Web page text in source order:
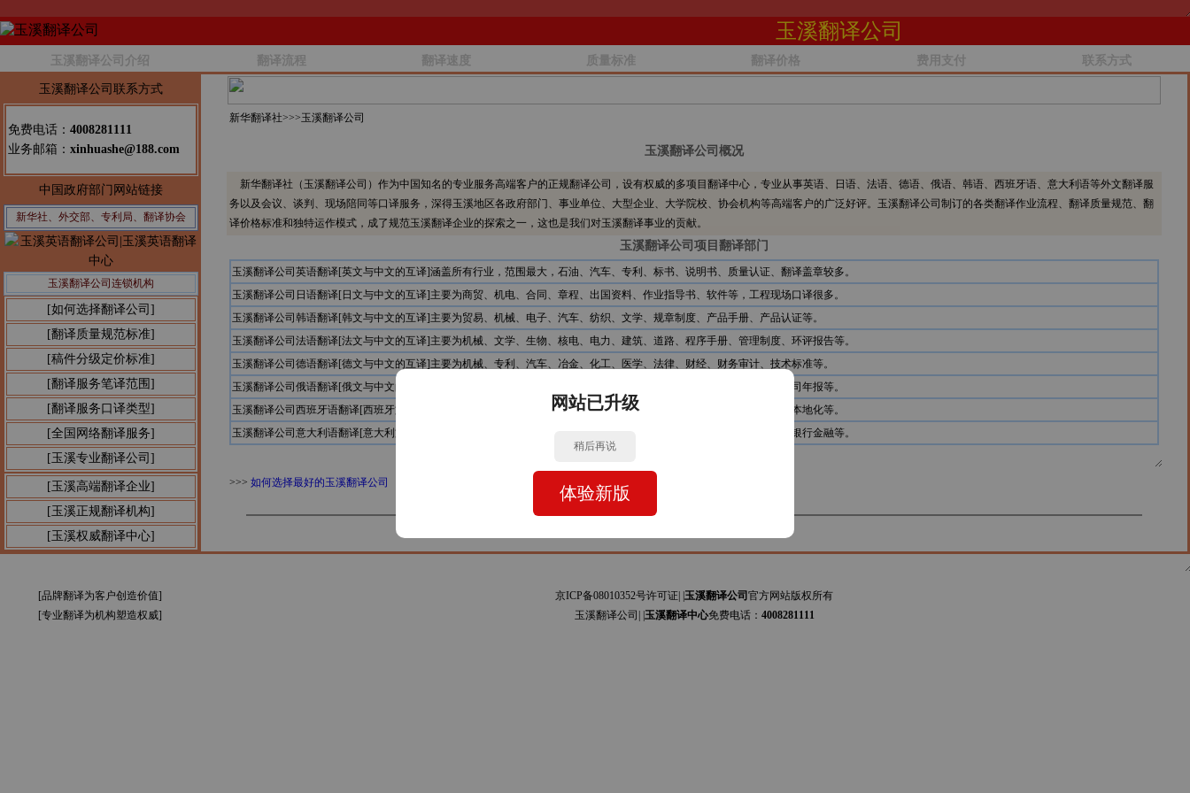
玉溪翻译公司
玉溪翻译公司介绍 翻译流程 翻译速度 质量标准 翻译价格 费用支付 联系方式
玉溪翻译公司联系方式
免费电话： 4008281111
业务邮箱： xinhuashe@188.com
中国政府部门网站链接
新华社、外交部、专利局、翻译协会
玉溪翻译公司连锁机构
[如何选择翻译公司]
[翻译质量规范标准]
[稿件分级定价标准]
[翻译服务笔译范围]
[翻译服务口译类型]
[全国网络翻译服务]
[玉溪专业翻译公司]
[玉溪高端翻译企业]
[玉溪正规翻译机构]
[玉溪权威翻译中心]
新华翻译社>>>玉溪翻译公司
玉溪翻译公司概况
新华翻译社（玉溪翻译公司）作为中国知名的专业服务高端客户的正规翻译公司，设有权威的多项目翻译中心，专业从事英语、日语、法语、德语、俄语、韩语、西班牙语、意大利语等外文翻译服
务以及会议、谈判、现场陪同等口译服务，深得玉溪地区各政府部门、事业单位、大型企业、大学院校、协会机构等高端客户的广泛好评。玉溪翻译公司制订的各类翻译作业流程、翻译质量规范、翻
译价格标准和独特运作模式，成了规范玉溪翻译企业的探索之一，这也是我们对玉溪翻译事业的贡献。
玉溪翻译公司项目翻译部门
玉溪翻译公司英语翻译[英文与中文的互译]涵盖所有行业，范围最大，石油、汽车、专利、标书、说明书、质量认证、翻译盖章较多。
玉溪翻译公司日语翻译[日文与中文的互译]主要为商贸、机电、合同、章程、出国资料、作业指导书、软件等，工程现场口译很多。
玉溪翻译公司韩语翻译[韩文与中文的互译]主要为贸易、机械、电子、汽车、纺织、文学、规章制度、产品手册、产品认证等。
玉溪翻译公司法语翻译[法文与中文的互译]主要为机械、文学、生物、核电、电力、建筑、道路、程序手册、管理制度、环评报告等。
玉溪翻译公司德语翻译[德文与中文的互译]主要为机械、专利、汽车、冶金、化工、医学、法律、财经、财务审计、技术标准等。
玉溪翻译公司俄语翻译[俄文与中文的互译]主要为石油、服装、贸易、文学、食品、机电、电信、计算机、审计报告、公司年报等。
玉溪翻译公司西班牙语翻译[西班牙文与中文的互译]主要为安装手册、设备规范、会计报表、司法文书、证书文件、网站本地化等。
玉溪翻译公司意大利语翻译[意大利文与中文的互译]主要为艺术、贸易、服装、图书、科技论文、工程资料、商标专利、银行金融等。
>>> 如何选择最好的玉溪翻译公司
[品牌翻译为客户创造价值]
[专业翻译为机构塑造权威]
京ICP备08010352号许可证| | 玉溪翻译公司 官方网站版权所有
玉溪翻译公司| | 玉溪翻译中心免费电话： 4008281111
网站已升级
稍后再说
体验新版